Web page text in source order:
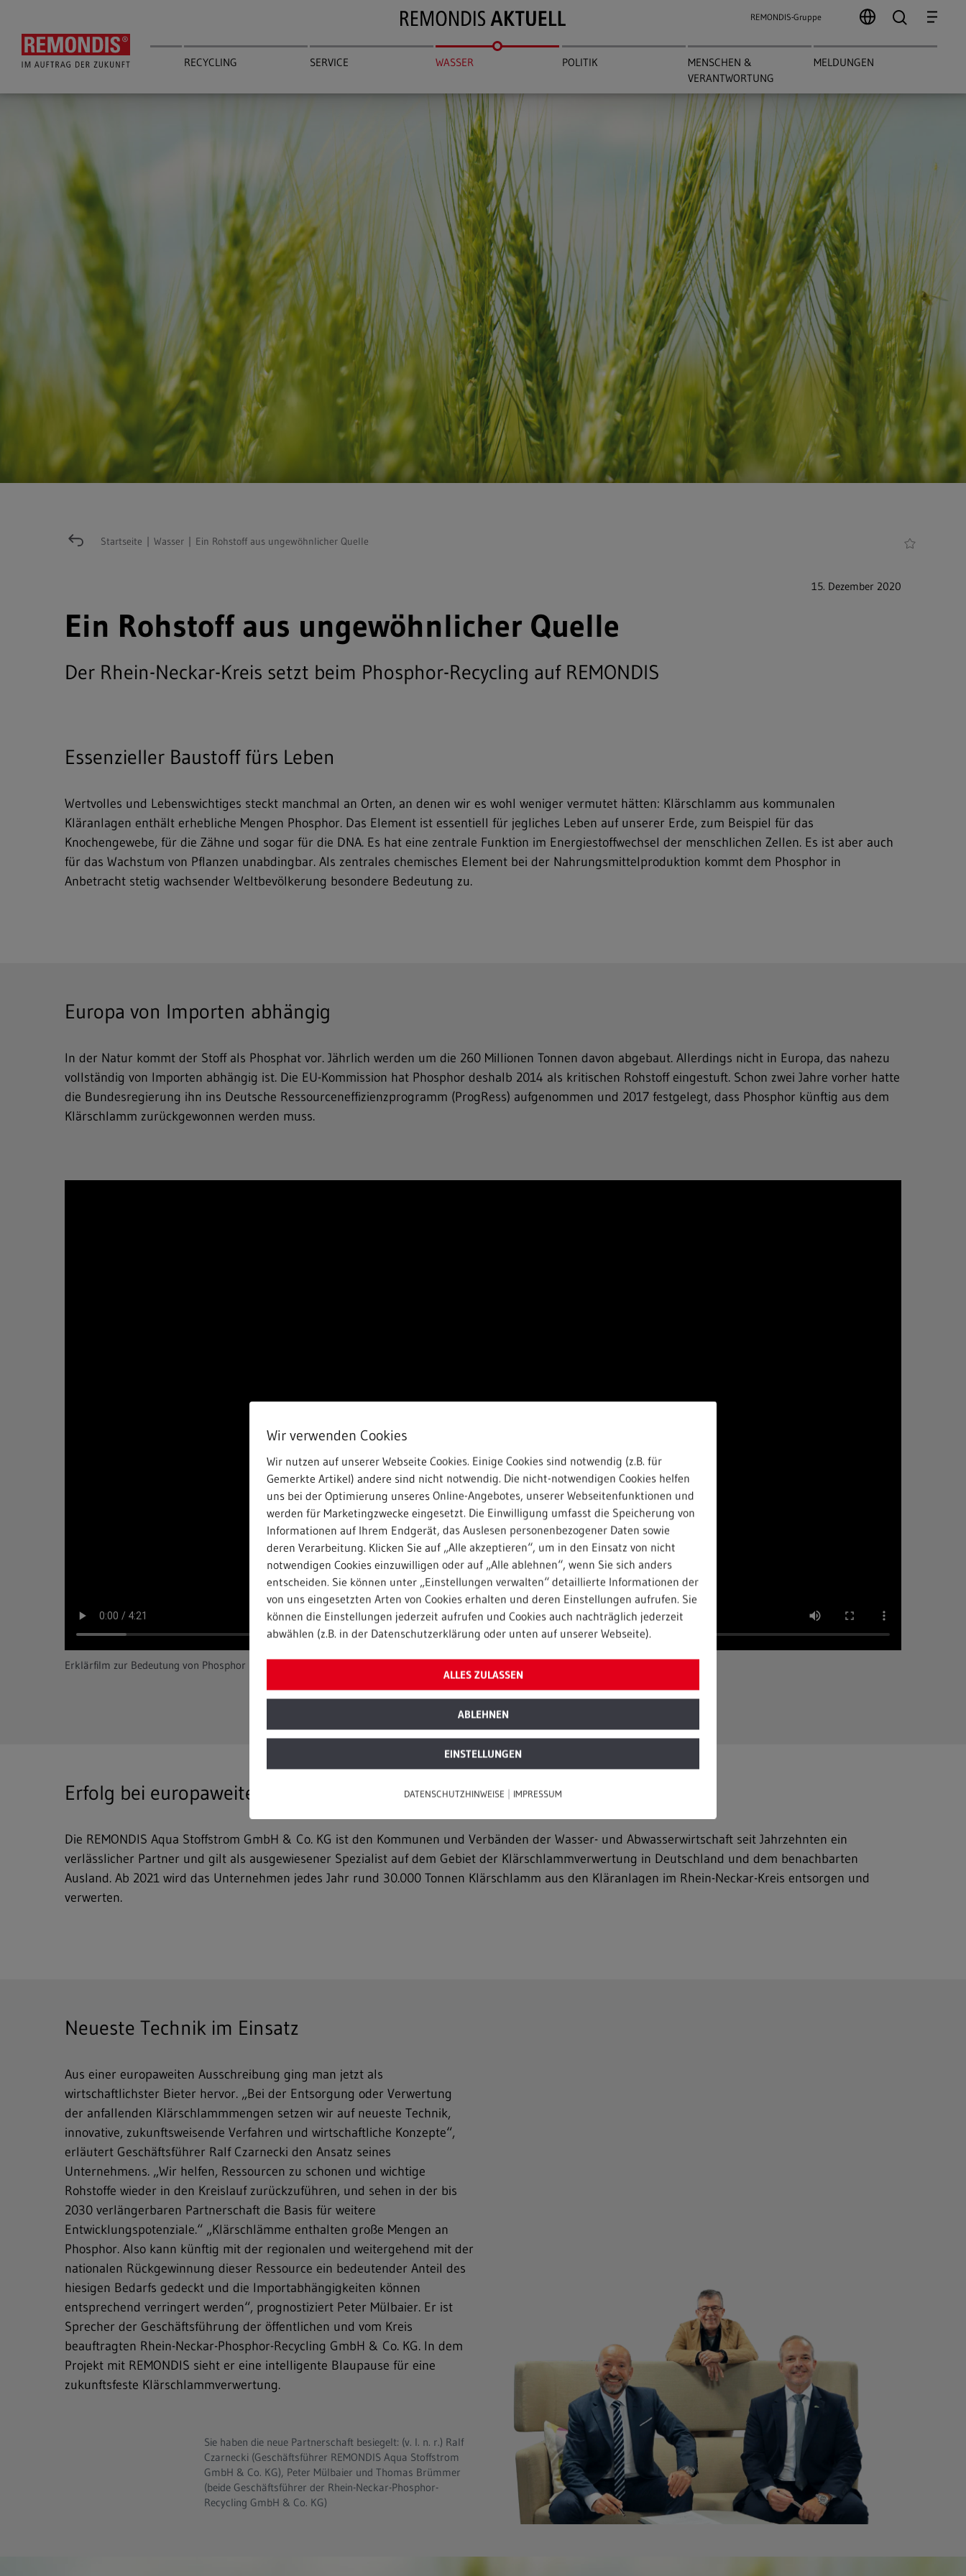
content
Freitext-Suche
Hit enter to search or ESC to close
RECYCLING SERVICE WASSER POLITIK
MENSCHEN &
VERANTWORTUNG
MELDUNGEN
REMONDIS-Gruppe search
Menu
Startseite | Wasser | Ein Rohstoff aus ungewöhnlicher Quelle
15. Dezember 2020
Ein Rohstoff aus ungewöhnlicher Quelle
Der Rhein-Neckar-Kreis setzt beim Phosphor-Recycling auf REMONDIS
Essenzieller Baustoff fürs Leben
Wertvolles und Lebenswichtiges steckt manchmal an Orten, an denen wir es wohl weniger vermutet hätten: Klärschlamm aus kommunalen
Kläranlagen enthält erhebliche Mengen Phosphor. Das Element ist essentiell für jegliches Leben auf unserer Erde, zum Beispiel für das
Knochengewebe, für die Zähne und sogar für die DNA. Es hat eine zentrale Funktion im Energiestoffwechsel der menschlichen Zellen. Es ist aber auch
für das Wachstum von Pflanzen unabdingbar. Als zentrales chemisches Element bei der Nahrungsmittelproduktion kommt dem Phosphor in
Anbetracht stetig wachsender Weltbevölkerung besondere Bedeutung zu.
Europa von Importen abhängig
In der Natur kommt der Stoff als Phosphat vor. Jährlich werden um die 260 Millionen Tonnen davon abgebaut. Allerdings nicht in Europa, das nahezu
vollständig von Importen abhängig ist. Die EU-Kommission hat Phosphor deshalb 2014 als kritischen Rohstoff eingestuft. Schon zwei Jahre vorher hatte
die Bundesregierung ihn ins Deutsche Ressourceneffizienzprogramm (ProgRess) aufgenommen und 2017 festgelegt, dass Phosphor künftig aus dem
Klärschlamm zurückgewonnen werden muss.
Erklärfilm zur Bedeutung von Phosphor
Erfolg bei europaweiter Ausschreibung
Die REMONDIS Aqua Stoffstrom GmbH & Co. KG ist den Kommunen und Verbänden der Wasser- und Abwasserwirtschaft seit Jahrzehnten ein
verlässlicher Partner und gilt als ausgewiesener Spezialist auf dem Gebiet der Klärschlammverwertung in Deutschland und dem benachbarten
Ausland. Ab 2021 wird das Unternehmen jedes Jahr rund 30.000 Tonnen Klärschlamm aus den Kläranlagen im Rhein-Neckar-Kreis entsorgen und
verwerten.
Neueste Technik im Einsatz
Aus einer europaweiten Ausschreibung ging man jetzt als
wirtschaftlichster Bieter hervor. „Bei der Entsorgung oder Verwertung
der anfallenden Klärschlammmengen setzen wir auf neueste Technik,
innovative, zukunftsweisende Verfahren und wirtschaftliche Konzepte“,
erläutert Geschäftsführer Ralf Czarnecki den Ansatz seines
Unternehmens. „Wir helfen, Ressourcen zu schonen und wichtige
Rohstoffe wieder in den Kreislauf zurückzuführen, und sehen in der bis
2030 verlängerbaren Partnerschaft die Basis für weitere
Entwicklungspotenziale.“ „Klärschlämme enthalten große Mengen an
Phosphor. Also kann künftig mit der regionalen und weitergehend mit der
nationalen Rückgewinnung dieser Ressource ein bedeutender Anteil des
hiesigen Bedarfs gedeckt und die Importabhängigkeiten können
entsprechend verringert werden“, prognostiziert Peter Mülbaier. Er ist
Sprecher der Geschäftsführung der öffentlichen und vom Kreis
beauftragten Rhein-Neckar-Phosphor-Recycling GmbH & Co. KG. In dem
Projekt mit REMONDIS sieht er eine intelligente Blaupause für eine
zukunftsfeste Klärschlammverwertung.
Sie haben die neue Partnerschaft besiegelt: (v. l. n. r.) Ralf
Czarnecki (Geschäftsführer REMONDIS Aqua Stoffstrom
GmbH & Co. KG), Peter Mülbaier und Thomas Brümmer
(beide Geschäftsführer der Rhein-Neckar-Phosphor-
Recycling GmbH & Co. KG)
Wir verwenden Cookies
Wir nutzen auf unserer Webseite Cookies. Einige Cookies sind notwendig (z.B. für
Gemerkte Artikel) andere sind nicht notwendig. Die nicht-notwendigen Cookies helfen
uns bei der Optimierung unseres Online-Angebotes, unserer Webseitenfunktionen und
werden für Marketingzwecke eingesetzt. Die Einwilligung umfasst die Speicherung von
Informationen auf Ihrem Endgerät, das Auslesen personenbezogener Daten sowie
deren Verarbeitung. Klicken Sie auf „Alle akzeptieren“, um in den Einsatz von nicht
notwendigen Cookies einzuwilligen oder auf „Alle ablehnen“, wenn Sie sich anders
entscheiden. Sie können unter „Einstellungen verwalten“ detaillierte Informationen der
von uns eingesetzten Arten von Cookies erhalten und deren Einstellungen aufrufen. Sie
können die Einstellungen jederzeit aufrufen und Cookies auch nachträglich jederzeit
abwählen (z.B. in der Datenschutzerklärung oder unten auf unserer Webseite).
ALLES ZULASSEN
ABLEHNEN
EINSTELLUNGEN
DATENSCHUTZHINWEISE IMPRESSUM